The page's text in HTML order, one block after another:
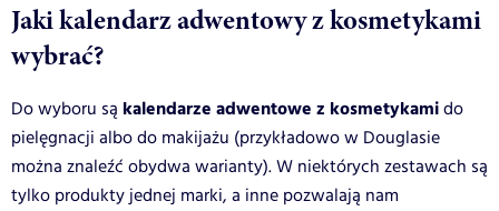
Jaki kalendarz adwentowy z kosmetykami
wybrać?
Do wyboru są kalendarze adwentowe z kosmetykamido
pielęgnacji albo do makijażu (przykładowo w Douglasie
można znaleźć obydwa warianty). W niektórych zestawach są
tylko produkty jednej marki, a inne pozwalają nam